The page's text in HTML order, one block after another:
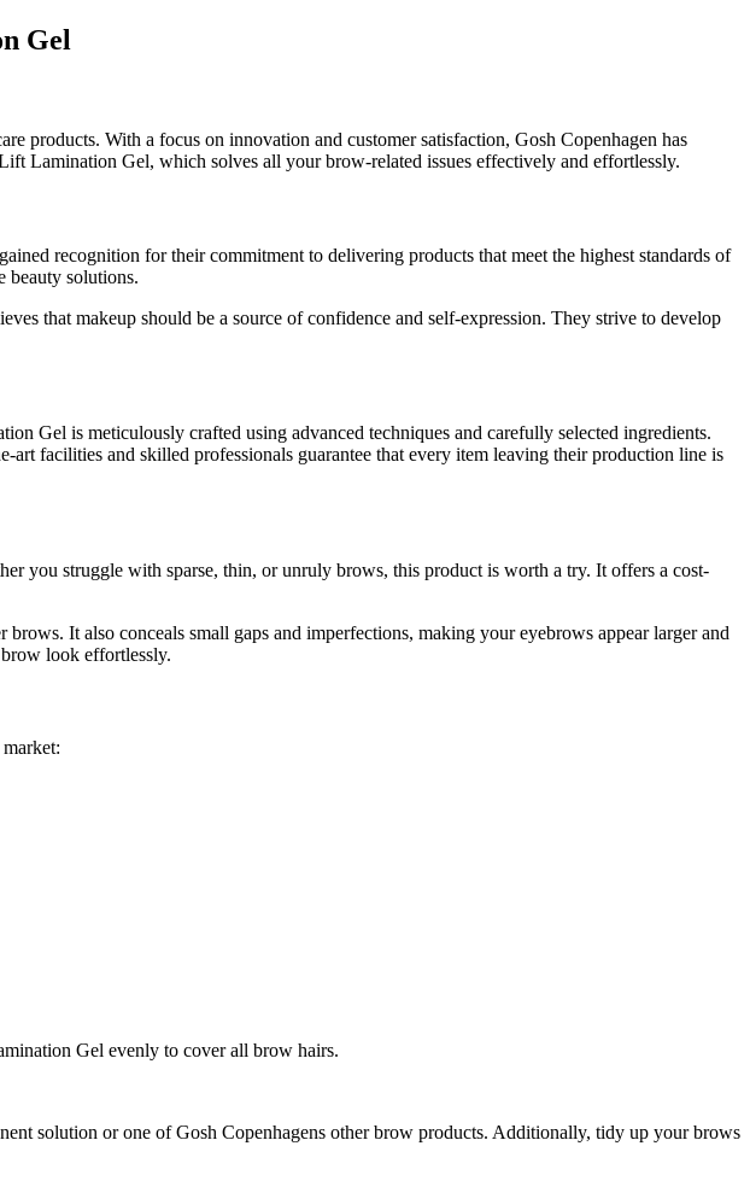
Gel
products. With a focus on innovation and customer satisfaction, Gosh Copenhagen has
Lamination Gel, which solves all your brow-related issues effectively and effortlessly.
recognition for their commitment to delivering products that meet the highest standards of
beauty solutions.
that makeup should be a source of confidence and self-expression. They strive to develop
Gel is meticulously crafted using advanced techniques and carefully selected ingredients.
art facilities and skilled professionals guarantee that every item leaving their production line is
you struggle with sparse, thin, or unruly brows, this product is worth a try. It offers a cost-
It also conceals small gaps and imperfections, making your eyebrows appear larger and
look effortlessly.
Gel evenly to cover all brow hairs.
solution or one of Gosh Copenhagens other brow products. Additionally, tidy up your brows